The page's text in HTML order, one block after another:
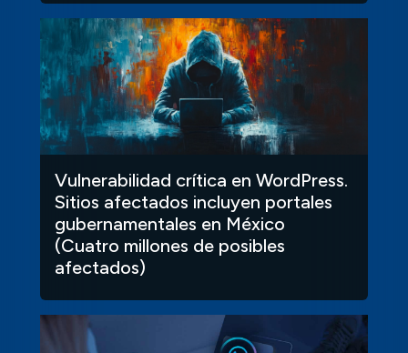
Vulnerabilidad crítica en WordPress.
Sitios afectados incluyen portales
gubernamentales en México
(Cuatro millones de posibles
afectados)